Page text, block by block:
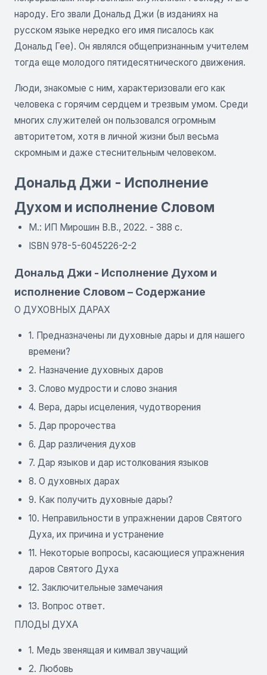
народу. Его звали Дональд Джи (в изданиях на
русском языке нередко его имя писалось как
Дональд Гее). Он являлся общепризнанным учителем
тогда еще молодого пятидесятнического движения.
Люди, знакомые с ним, характеризовали его как
человека с горячим сердцем и трезвым умом. Среди
многих служителей он пользовался огромным
авторитетом, хотя в личной жизни был весьма
скромным и даже стеснительным человеком.
Дональд Джи - Исполнение
Духом и исполнение Словом
М.: ИП Мирошин В.В., 2022. - 388 с.
ISBN 978-5-6045226-2-2
Дональд Джи - Исполнение Духом и
исполнение Словом – Содержание
О ДУХОВНЫХ ДАРАХ
1. Предназначены ли духовные дары и для нашего
времени?
2. Назначение духовных даров
3. Слово мудрости и слово знания
4. Вера, дары исцеления, чудотворения
5. Дар пророчества
6. Дар различения духов
7. Дар языков и дар истолкования языков
8. О духовных дарах
9. Как получить духовные дары?
10. Неправильности в упражнении даров Святого
Духа, их причина и устранение
11. Некоторые вопросы, касающиеся упражнения
даров Святого Духа
12. Заключительные замечания
13. Вопрос ответ.
ПЛОДЫ ДУХА
1. Медь звенящая и кимвал звучащий
2. Любовь